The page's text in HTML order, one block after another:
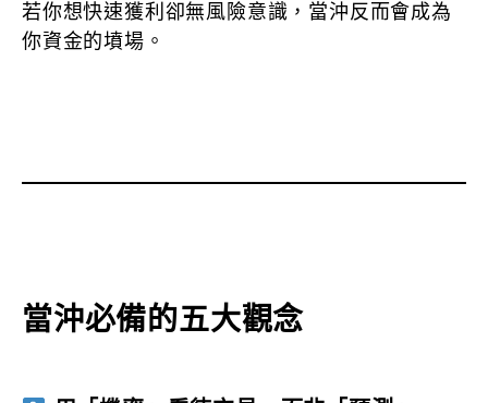
若你想快速獲利卻無風險意識，當沖反而會成為
你資金的墳場。
當沖必備的五大觀念